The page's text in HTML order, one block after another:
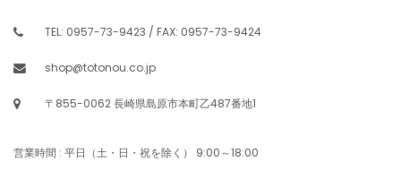
TEL: 0957-73-9423 / FAX: 0957-73-9424
shop@totonou.co.jp
〒855-0062 長崎県島原市本町乙487番地1
営業時間 : 平日（土・日・祝を除く） 9:00～18:00